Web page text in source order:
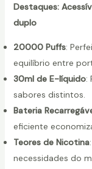
i
d
Destaques:
duplo
20000 Puffs:
equilíbrio entre
30ml de E-líquido:
sabores distintos.
Bateria
eficiente
Teores de Nicotina
necessidades do